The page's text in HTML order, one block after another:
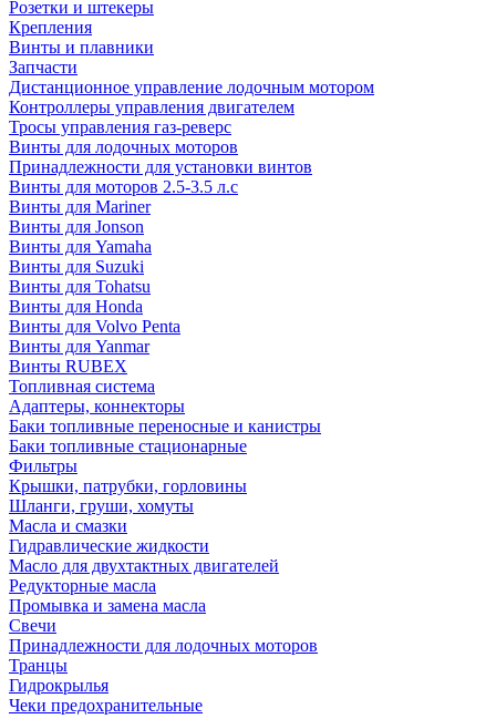
Розетки и штекеры
Крепления
Винты и плавники
Запчасти
Дистанционное управление лодочным мотором
Контроллеры управления двигателем
Тросы управления газ-реверс
Винты для лодочных моторов
Принадлежности для установки винтов
Винты для моторов 2.5-3.5 л.с
Винты для Mariner
Винты для Jonson
Винты для Yamaha
Винты для Suzuki
Винты для Tohatsu
Винты для Honda
Винты для Volvo Penta
Винты для Yanmar
Винты RUBEX
Топливная система
Адаптеры, коннекторы
Баки топливные переносные и канистры
Баки топливные стационарные
Фильтры
Крышки, патрубки, горловины
Шланги, груши, хомуты
Масла и смазки
Гидравлические жидкости
Масло для двухтактных двигателей
Редукторные масла
Промывка и замена масла
Свечи
Принадлежности для лодочных моторов
Транцы
Гидрокрылья
Чеки предохранительные